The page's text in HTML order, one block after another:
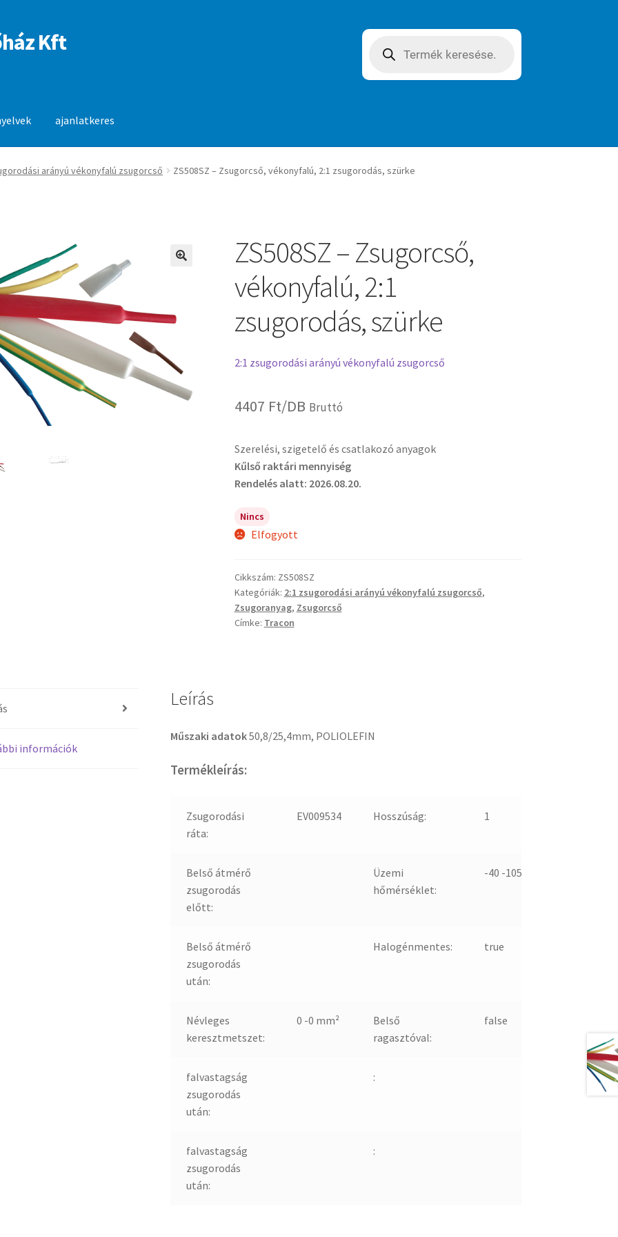
Kft search
ajanlatkeres
arányú vékonyfalú zsugorcső ZS508SZ – Zsugorcső, vékonyfalú, 2:1 zsugorodás, szürke
ZS508SZ – Zsugorcső,
vékonyfalú, 2:1
zsugorodás, szürke
2:1 zsugorodási arányú vékonyfalú zsugorcső
4407 Ft/DB Bruttó
Szerelési, szigetelő és csatlakozó anyagok
Kűlső raktári mennyiség
Rendelés alatt: 2026.08.20.
Nincs
Elfogyott
Cikkszám: ZS508SZ
Kategóriák: 2:1 zsugorodási arányú vékonyfalú zsugorcső,
Zsugoranyag, Zsugorcső
Címke: Tracon
információk
Leírás
Műszaki adatok50,8/25,4mm, POLIOLEFIN
Termékleírás:
Zsugorodási
ráta:
EV009534 Hosszúság: 1
Belső átmérő
zsugorodás
előtt:
Üzemi
hőmérséklet:
-40 -105
Belső átmérő
zsugorodás
után:
Halogénmentes: true
Névleges
keresztmetszet:
0 -0 mm²
Belső
ragasztóval:
false
falvastagság
zsugorodás
után:
:
falvastagság
zsugorodás
után:
: